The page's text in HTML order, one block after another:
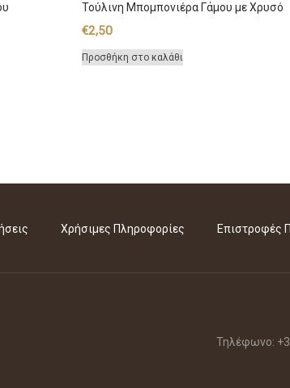
Τούλινη Μπομπονιέρα Γάμου με Χρυσό
€2,50
Προσθήκη στο καλάθι
Χρήσιμες Πληροφορίες Επιστροφές
Τηλέφωνο: